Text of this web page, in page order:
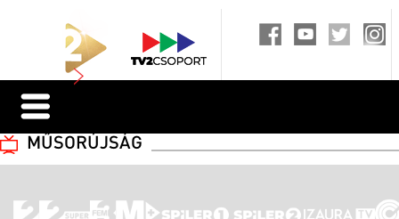
MŰSORÚJSÁG